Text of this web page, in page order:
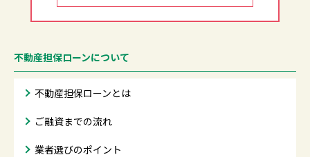
不動産担保ローンについて
不動産担保ローンとは
ご融資までの流れ
業者選びのポイント